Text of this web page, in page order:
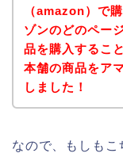
（amazon）で
ゾンのどのペー
品を購入するこ
本舗の商品をア
しました！
なので、もしもこ